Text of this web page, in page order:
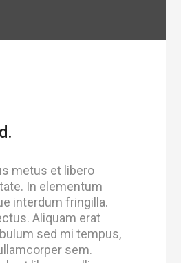
metus et libero
In elementum
interdum fringilla.
Aliquam erat
sed mi tempus,
sem.